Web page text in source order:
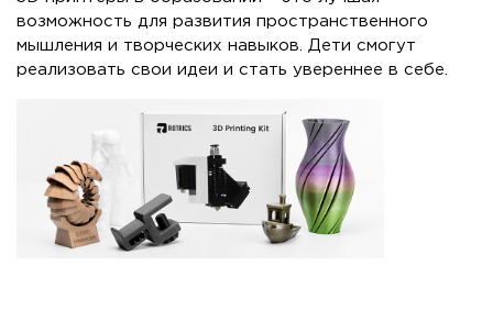
возможность для развития пространственного
мышления и творческих навыков. Дети смогут
реализовать свои идеи и стать увереннее в себе.